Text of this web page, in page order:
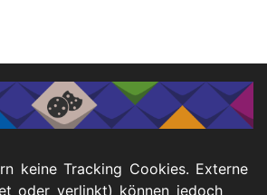
keine Tracking Cookies. Externe
oder verlinkt) können jedoch